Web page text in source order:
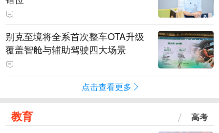
别克至境将全系首次整车OTA升级
覆盖智舱与辅助驾驶四大场景
点击查看更多
教育 高考